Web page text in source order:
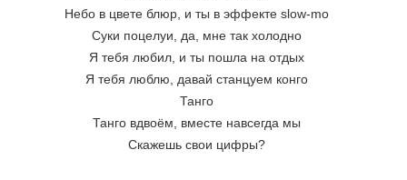
Небо в цвете блюр, и ты в эффекте slow-mo
Суки поцелуи, да, мне так холодно
Я тебя любил, и ты пошла на отдых
Я тебя люблю, давай станцуем конго
Танго
Танго вдвоём, вместе навсегда мы
Скажешь свои цифры?